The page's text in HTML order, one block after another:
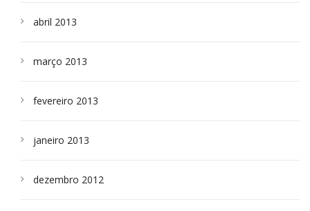
abril 2013
março 2013
fevereiro 2013
janeiro 2013
dezembro 2012